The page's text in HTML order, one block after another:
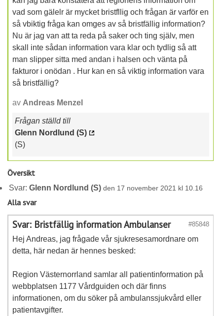
vad som gälelr är mycket bristfllig och frågan är varför en
så vbiktig fråga kan omges av så bristfällig information?
Nu är jag van att ta reda på saker och ting själv, men
skall inte sådan information vara klar och tydlig så att
man slipper sitta med andan i halsen och vänta på
fakturor i onödan . Hur kan en så viktig information vara
så bristfällig?
av Andreas Menzel
Frågan ställd till
Glenn Nordlund (S)
(S)
Översikt
Svar:Glenn Nordlund (S) den 17 november 2021 kl 10.16
Alla svar
#85848
Svar: Bristfällig information Ambulanser
Hej Andreas, jag frågade vår sjukresesamordnare om
detta, här nedan är hennes besked:
Region Västernorrland samlar all patientinformation på
webbplatsen 1177 Vårdguiden och där finns
informationen, om du söker på ambulanssjukvård eller
patientavgifter.